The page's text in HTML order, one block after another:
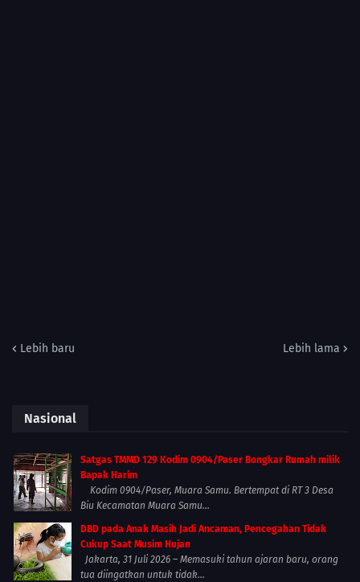
Lebih baru Lebih lama
Nasional
Satgas TMMD 129 Kodim 0904/Paser Bongkar Rumah milik
Bapak Harim
Kodim 0904/Paser, Muara Samu. Bertempat di RT 3 Desa
Biu Kecamatan Muara Samu...
DBD pada Anak Masih Jadi Ancaman, Pencegahan Tidak
Cukup Saat Musim Hujan
Jakarta, 31 Juli 2026 – Memasuki tahun ajaran baru, orang
tua diingatkan untuk tidak...